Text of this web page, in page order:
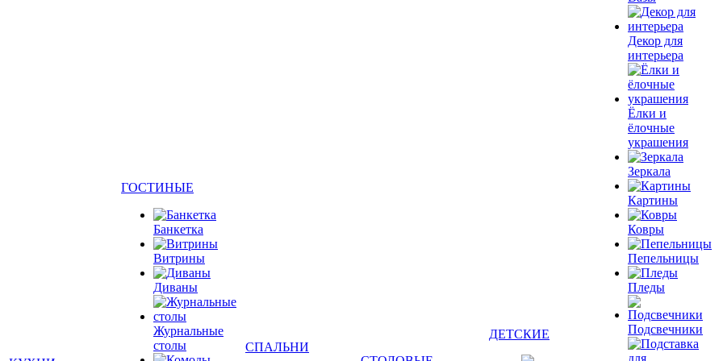
ГОСТИНЫЕ
Банкетка
Витрины
Диваны
Журнальные
столы
СПАЛЬНИ
ДЕТСКИЕ
Декор для
интерьера
Ёлки и
ёлочные
украшения
Зеркала
Картины
Ковры
Пепельницы
Пледы
Подсвечники